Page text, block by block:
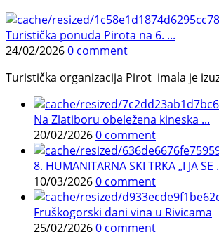
Turistička ponuda Pirota na 6. ...
24/02/20260 comment
Turistička organizacija Pirot imala je
Na Zlatiboru obeležena kineska ...
20/02/20260 comment
8. HUMANITARNA SKI TRKA „I JA SE
10/03/20260 comment
Fruškogorski dani vina u Rivicama
25/02/20260 comment